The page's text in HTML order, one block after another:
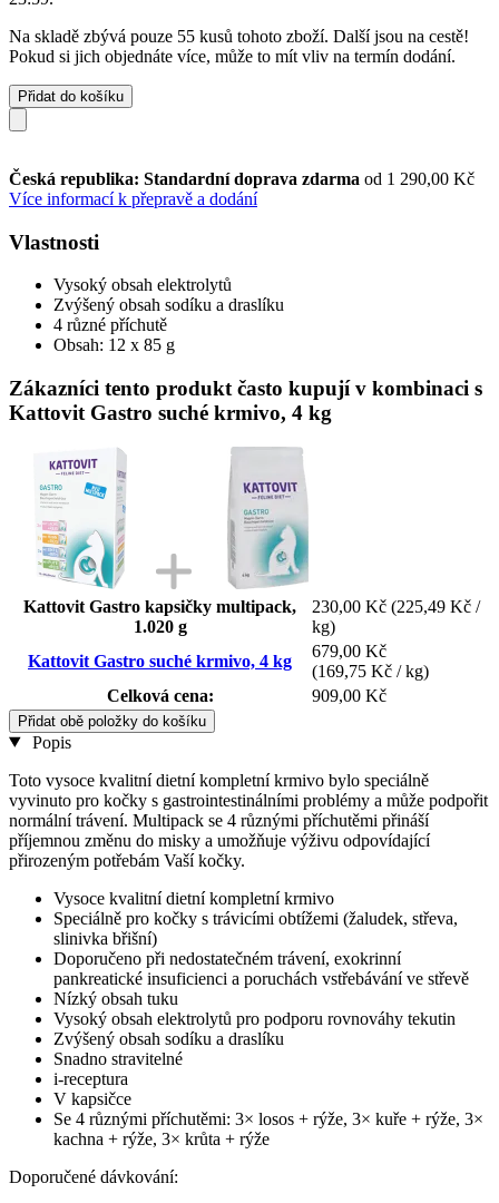
Na skladě zbývá pouze 55 kusů tohoto zboží. Další jsou na cestě!
Pokud si jich objednáte více, může to mít vliv na termín dodání.
Přidat do košíku
Česká republika: Standardní doprava zdarma od 1 290,00 Kč
Více informací k přepravě a dodání
Vlastnosti
Vysoký obsah elektrolytů
Zvýšený obsah sodíku a draslíku
4 různé příchutě
Obsah: 12 x 85 g
Zákazníci tento produkt často kupují v kombinaci s
Kattovit Gastro suché krmivo, 4 kg
Kattovit Gastro kapsičky multipack,
1.020 g
230,00 Kč (225,49 Kč /
kg)
Kattovit Gastro suché krmivo, 4 kg
679,00 Kč
(169,75 Kč / kg)
Celková cena:
909,00 Kč
Přidat obě položky do košíku
Popis
Toto vysoce kvalitní dietní kompletní krmivo bylo speciálně
vyvinuto pro kočky s gastrointestinálními problémy a může podpořit
normální trávení. Multipack se 4 různými příchutěmi přináší
příjemnou změnu do misky a umožňuje výživu odpovídající
přirozeným potřebám Vaší kočky.
Vysoce kvalitní dietní kompletní krmivo
Speciálně pro kočky s trávicími obtížemi (žaludek, střeva,
slinivka břišní)
Doporučeno při nedostatečném trávení, exokrinní
pankreatické insuficienci a poruchách vstřebávání ve střevě
Nízký obsah tuku
Vysoký obsah elektrolytů pro podporu rovnováhy tekutin
Zvýšený obsah sodíku a draslíku
Snadno stravitelné
i-receptura
V kapsičce
Se 4 různými příchutěmi: 3× losos + rýže, 3× kuře + rýže, 3×
kachna + rýže, 3× krůta + rýže
Doporučené dávkování: